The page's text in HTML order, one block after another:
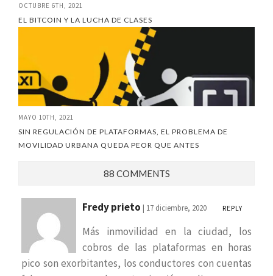
OCTUBRE 6TH, 2021
EL BITCOIN Y LA LUCHA DE CLASES
MAYO 10TH, 2021
SIN REGULACIÓN DE PLATAFORMAS, EL PROBLEMA DE
MOVILIDAD URBANA QUEDA PEOR QUE ANTES
88 COMMENTS
Fredy prieto | 17 diciembre, 2020 REPLY
Más inmovilidad en la ciudad, los
cobros de las plataformas en horas
pico son exorbitantes, los conductores con cuentas